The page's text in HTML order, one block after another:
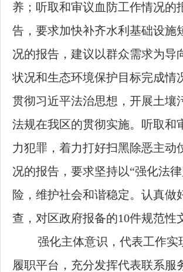
养；听取和审议血防工作情况
告，要求加快补齐水利基础设施
况的报告，建议以群众需求为
状况和生态环境保护目标完成情
贯彻习近平法治思想，开展土壤
法规在我区的贯彻实施。听取和
力犯罪，着力打好扫黑除恶主
况的报告，要求坚持以“强化法
险，维护社会和谐稳定。认真
查，对区政府报备的10件规范性
强化主体意识，代表工作
履职平台，充分发挥代表联系